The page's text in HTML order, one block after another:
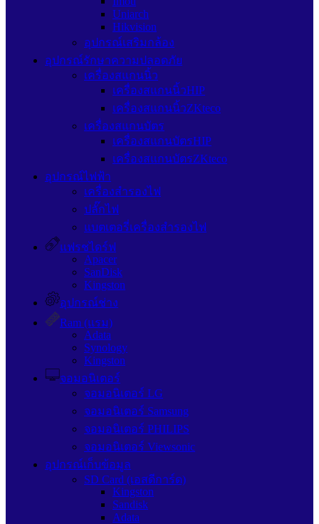
Uniarch
Hikvision
อุปกรณ์เสริมกล้อง
อุปกรณ์รักษาความปลอดภัย
เครื่องสแกนนิ้ว
เครื่องสแกนนิ้วHIP
เครื่องสแกนนิ้วZKteco
เครื่องสแกนบัตร
เครื่องสแกนบัตรHIP
เครื่องสแกนบัตรZKteco
อุปกรณ์ไฟฟ้า
เครื่องสำรองไฟ
ปลั๊กไฟ
แบตเตอรี่เครื่องสำรองไฟ
แฟรชไดร์ฟ
Apacer
SanDisk
Kingston
อุปกรณ์ช่าง
Ram (แรม)
Adata
Synology
Kingston
จอมอนิเตอร์
จอมอนิเตอร์ LG
จอมอนิเตอร์ Samsung
จอมอนิเตอร์ PHILIPS
จอมอนิเตอร์ Viewsonic
อุปกรณ์เก็บข้อมูล
SD Card (เอสดีการ์ด)
Kingston
Sandisk
Adata